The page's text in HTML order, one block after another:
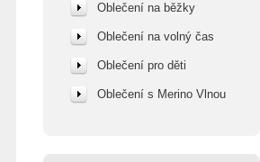
Oblečení na běžky
Oblečení na volný čas
Oblečení pro děti
Oblečení s Merino Vlnou